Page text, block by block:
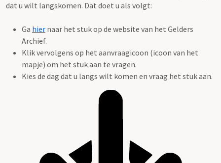
dat u wilt langskomen. Dat doet u als volgt:
Ga hier naar het stuk op de website van het Gelders
Archief.
Klik vervolgens op het aanvraagicoon (icoon van het
mapje) om het stuk aan te vragen.
Kies de dag dat u langs wilt komen en vraag het stuk aan.